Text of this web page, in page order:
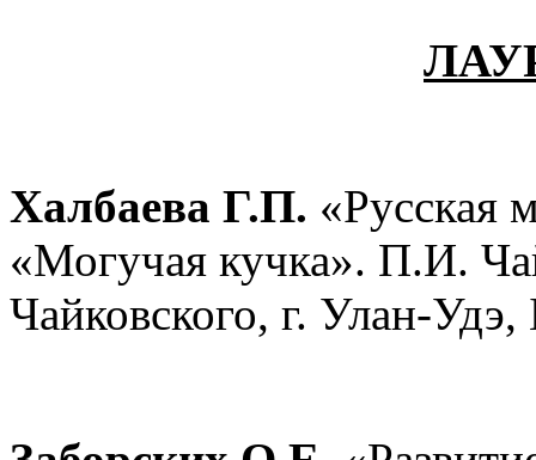
Халбаева Г.П. «Русская
«Могучая кучка». П.И.
Чайковского, г. Улан-Удэ,